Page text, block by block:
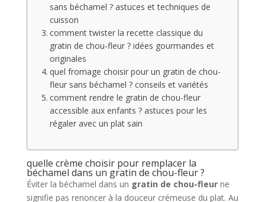
sans béchamel ? astuces et techniques de
cuisson
comment twister la recette classique du
gratin de chou-fleur ? idées gourmandes et
originales
quel fromage choisir pour un gratin de chou-
fleur sans béchamel ? conseils et variétés
comment rendre le gratin de chou-fleur
accessible aux enfants ? astuces pour les
régaler avec un plat sain
quelle crème choisir pour remplacer la
béchamel dans un gratin de chou-fleur ?
Éviter la béchamel dans un gratin de chou-fleurne
signifie pas renoncer à la douceur crémeuse du plat. Au